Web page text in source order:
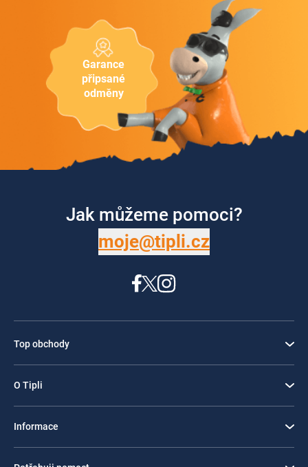
Garance
připsané
odměny
Jak můžeme pomoci?
moje@tipli.cz
Top obchody
O Tipli
Informace